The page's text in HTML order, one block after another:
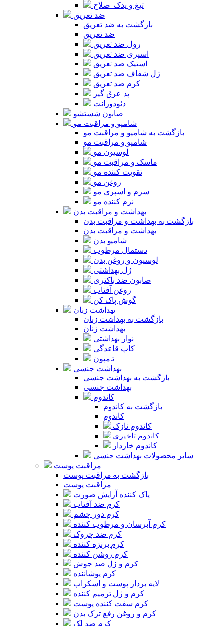
تیغ و یدک اصلاح
ضد تعریق
بازگشت به ضد تعریق
ضد تعریق
رول ضد تعریق
اسپری ضد تعریق
استیک ضد تعریق
ژل شفاف ضد تعریق
کرم ضد تعریق
پد عرق گیر
دئودورانت
صابون شستشو
شامپو و مراقبت مو
بازگشت به شامپو و مراقبت مو
شامپو و مراقبت مو
لوسیون مو
ماسک و مراقبت مو
تقویت کننده مو
روغن مو
سرم و اسپری مو
نرم کننده مو
بهداشت و مراقبت بدن
بازگشت به بهداشت و مراقبت بدن
بهداشت و مراقبت بدن
شامپو بدن
دستمال مرطوب
لوسیون و روغن بدن
ژل بهداشتی
صابون ضد باکتری
روغن آفتاب
گوش پاک کن
بهداشت زنان
بازگشت به بهداشت زنان
بهداشت زنان
نوار بهداشتی
کاپ قاعدگی
تامپون
بهداشت جنسی
بازگشت به بهداشت جنسی
بهداشت جنسی
کاندوم
بازگشت به کاندوم
کاندوم
کاندوم نازک
کاندوم تاخیری
کاندوم خاردار
سایر محصولات بهداشت جنسی
مراقبت پوست
بازگشت به مراقبت پوست
مراقبت پوست
پاک کننده آرایش صورت
کرم ضد آفتاب
کرم دور چشم
کرم آبرسان و مرطوب کننده
کرم ضد چروک
کرم برنزه کننده
کرم روشن کننده
کرم و ژل ضد جوش
کرم پوشاننده
لایه بردار پوست و اسکراب
کرم و ژل ترمیم کننده
کرم سفت کننده پوست
کرم و روغن رفع ترک بدن
کرم ضد لک